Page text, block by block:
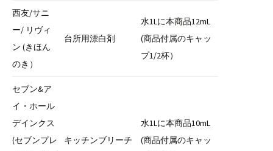
西友/サニ
ー/ リヴィ
ン (きほん
のき）
台所用漂白剤
水1Lに本商品12mL
(商品付属のキャッ
プ1/2杯）
セブン&ア
イ・ホール
デインクス
(セブンプレ
キッチンブリーチ
水1Lに本商品10mL
(商品付属のキャッ